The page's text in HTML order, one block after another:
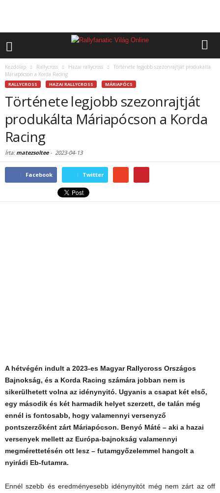
Kezdőlap Rallycross Hazai rallycross
Története legjobb szezonrajtját produkálta
Máriapócson a Korda Racing
RALLYCROSS HAZAI RALLYCROSS MÁRIAPÓCS
Története legjobb szezonrajtját
produkálta Máriapócson a Korda
Racing
Írta: matezsoltee- 2023-04-13
Facebook Twitter
A hétvégén indult a 2023-es Magyar Rallycross Országos
Bajnokság, és a Korda Racing számára jobban nem is
sikerülhetett volna az idénynyitó. Ugyanis a csapat két első,
egy második és két harmadik helyet szerzett, de talán még
ennél is fontosabb, hogy valamennyi versenyző
pontszerzőként zárt Máriapócson. Benyó Máté – aki a hazai
versenyek mellett az Európa-bajnokság valamennyi
megmérettetésén ott lesz – futamgyőzelemmel hangolt a
nyirádi Eb-futamra.
Ennél szebb és eredményesebb idénynyitót még nem zárt az off